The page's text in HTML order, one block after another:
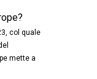
col quale
mette a